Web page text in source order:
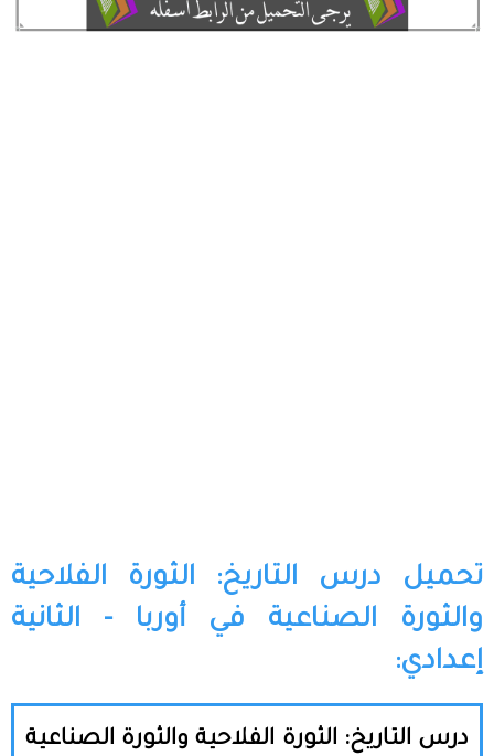
تحميل درس التاريخ: الثورة الفلاحية
والثورة الصناعية في أوربا - الثانية
إعدادي:
درس التاريخ: الثورة الفلاحية والثورة الصناعية